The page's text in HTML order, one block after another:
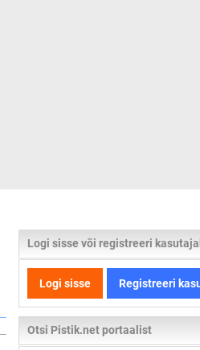
Logi sisse või registreeri
Logi sisse Registreeri
Otsi Pistik.net portaalist